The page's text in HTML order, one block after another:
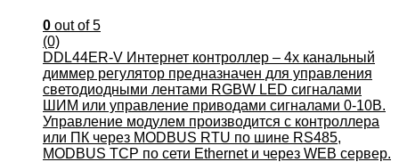
0 out of 5
(0)
DDL44ER-V Интернет контроллер – 4х канальный
диммер регулятор предназначен для управления
светодиодными лентами RGBW LED сигналами
ШИМ или управление приводами сигналами 0-10В.
Управление модулем производится с контроллера
или ПК через MODBUS RTU по шине RS485,
MODBUS TCP по сети Ethernet и через WEB сервер.